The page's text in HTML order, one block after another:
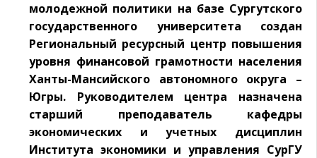
молодежной политики на базе Сургутского
государственного университета создан
Региональный ресурсный центр повышения
уровня финансовой грамотности населения
Ханты-Мансийского автономного округа –
Югры. Руководителем центра назначена
старший преподаватель кафедры
экономических и учетных дисциплин
Института экономики и управления СурГУ